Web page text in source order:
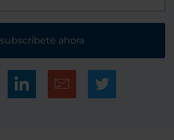
subscríbete ahora